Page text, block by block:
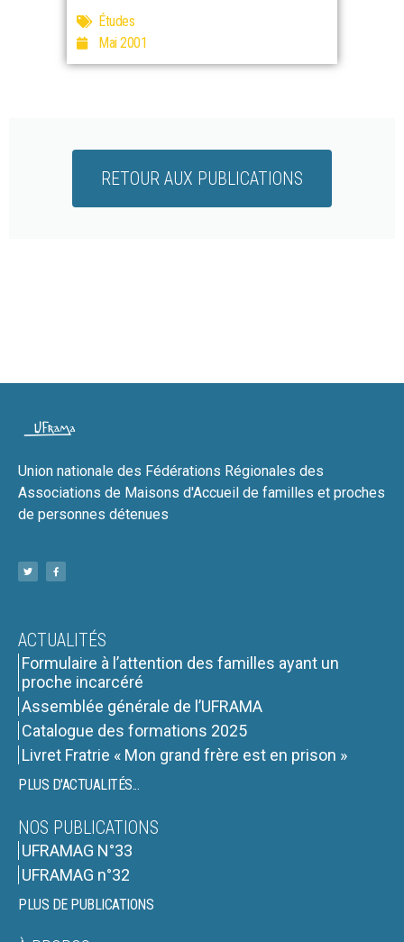
Études
Mai 2001
RETOUR AUX PUBLICATIONS
Union nationale des Fédérations Régionales des
Associations de Maisons d'Accueil de familles et proches
de personnes détenues
ACTUALITÉS
Formulaire à l’attention des familles ayant un
proche incarcéré
Assemblée générale de l’UFRAMA
Catalogue des formations 2025
Livret Fratrie « Mon grand frère est en prison »
PLUS D'ACTUALITÉS...
NOS PUBLICATIONS
UFRAMAG N°33
UFRAMAG n°32
PLUS DE PUBLICATIONS